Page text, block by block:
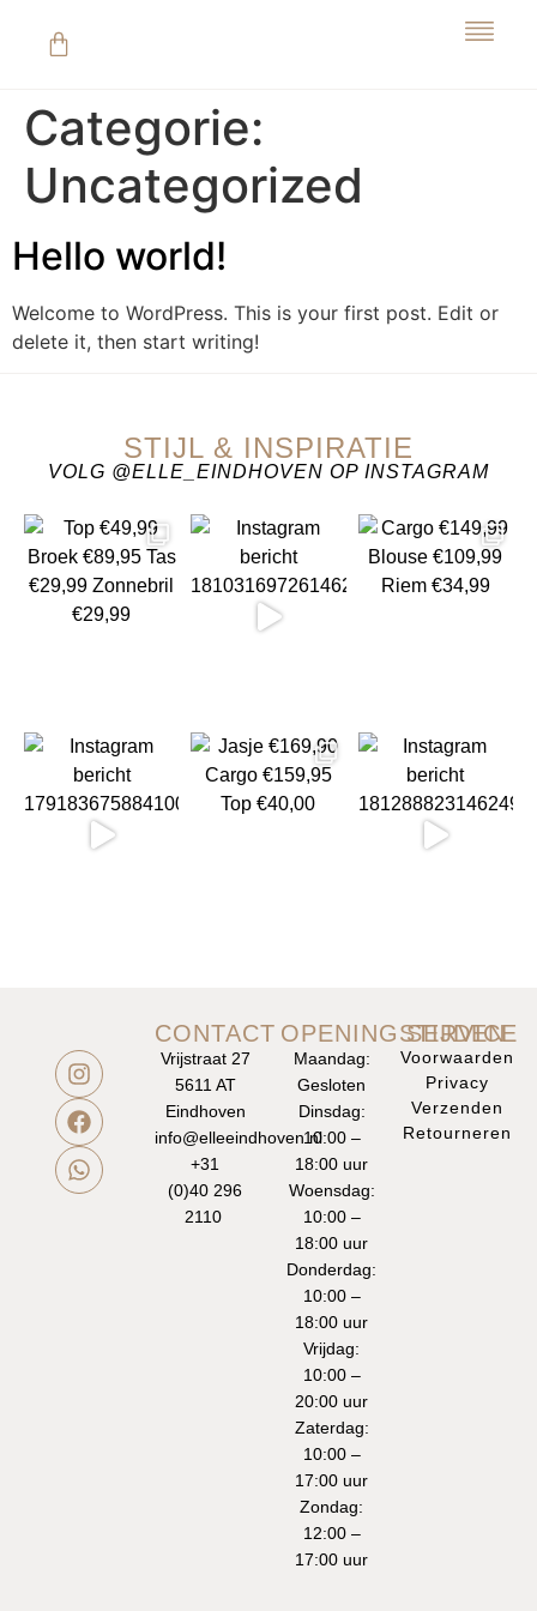
Categorie:
Uncategorized
Hello world!
Welcome to WordPress. This is your first post. Edit or
delete it, then start writing!
STIJL & INSPIRATIE
VOLG @ELLE_EINDHOVEN OP INSTAGRAM
CONTACT
Vrijstraat 27
5611 AT
Eindhoven
info@elleeindhoven.nl
+31
(0)40 296
2110
OPENINGSTIJDEN
Maandag:
Gesloten
Dinsdag:
10:00 –
18:00 uur
Woensdag:
10:00 –
18:00 uur
Donderdag:
10:00 –
18:00 uur
Vrijdag:
10:00 –
20:00 uur
Zaterdag:
10:00 –
17:00 uur
Zondag:
12:00 –
17:00 uur
SERVICE
Voorwaarden
Privacy
Verzenden
Retourneren